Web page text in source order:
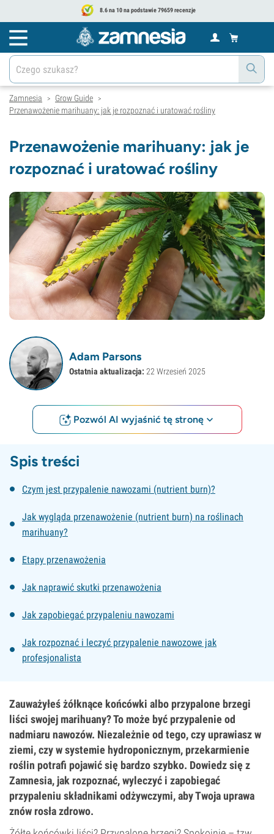
8.6 na 10 na podstawie 79659 recenzje
Zamnesia > Grow Guide >
Przenawożenie marihuany: jak je rozpoznać i uratować rośliny
Przenawożenie marihuany: jak je
rozpoznać i uratować rośliny
Adam Parsons
Ostatnia aktualizacja: 22 Wrzesień 2025
Pozwól AI wyjaśnić tę stronę
Spis treści
Czym jest przypalenie nawozami (nutrient burn)?
Jak wygląda przenawożenie (nutrient burn) na roślinach
marihuany?
Etapy przenawożenia
Jak naprawić skutki przenawożenia
Jak zapobiegać przypaleniu nawozami
Jak rozpoznać i leczyć przypalenie nawozowe jak
profesjonalista
Zauważyłeś żółknące końcówki albo przypalone brzegi
liści swojej marihuany? To może być przypalenie od
nadmiaru nawozów. Niezależnie od tego, czy uprawiasz w
ziemi, czy w systemie hydroponicznym, przekarmienie
roślin potrafi pojawić się bardzo szybko. Dowiedz się z
Zamnesia, jak rozpoznać, wyleczyć i zapobiegać
przypaleniu składnikami odżywczymi, aby Twoja uprawa
znów rosła zdrowo.